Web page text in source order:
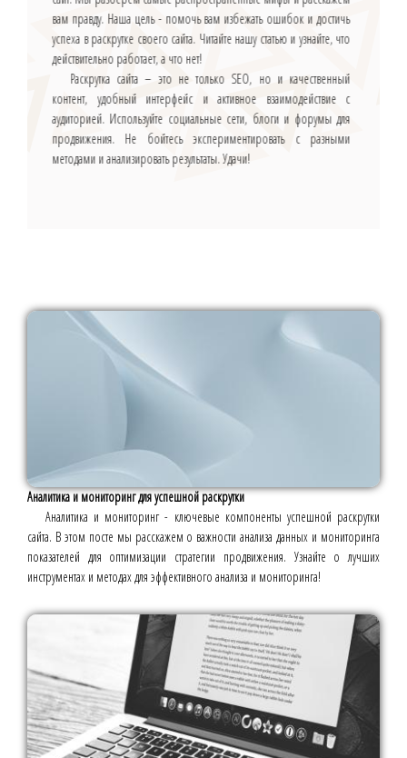
вам правду. Наша цель - помочь вам избежать ошибок и достичь
успеха в раскрутке своего сайта. Читайте нашу статью и узнайте, что
действительно работает, а что нет!
Раскрутка сайта – это не только SEO, но и качественный
контент, удобный интерфейс и активное взаимодействие с
аудиторией. Используйте социальные сети, блоги и форумы для
продвижения. Не бойтесь экспериментировать с разными
методами и анализировать результаты. Удачи!
Аналитика и мониторинг для успешной раскрутки
Аналитика и мониторинг - ключевые компоненты успешной раскрутки
сайта. В этом посте мы расскажем о важности анализа данных и мониторинга
показателей для оптимизации стратегии продвижения. Узнайте о лучших
инструментах и методах для эффективного анализа и мониторинга!